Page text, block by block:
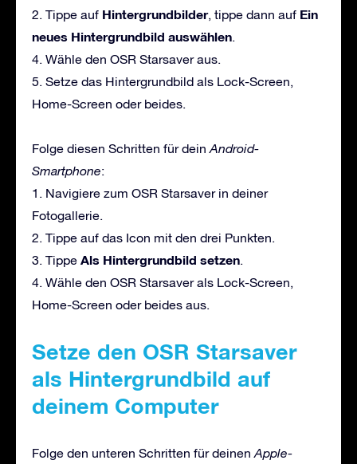
2. Tippe auf Hintergrundbilder, tippe dann auf Ein
neues Hintergrundbild auswählen
4. Wähle den OSR Starsaver aus.
5. Setze das Hintergrundbild als Lock-Screen,
Home-Screen oder beides.
Folge diesen Schritten für dein Android-
Smartphone:
1. Navigiere zum OSR Starsaver in deiner
Fotogallerie.
2. Tippe auf das Icon mit den drei Punkten.
3. Tippe Als Hintergrundbild setzen
4. Wähle den OSR Starsaver als Lock-Screen,
Home-Screen oder beides aus.
Setze den OSR Starsaver
als Hintergrundbild auf
deinem Computer
Folge den unteren Schritten für deinen Apple-